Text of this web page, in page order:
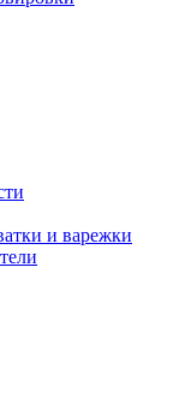
и варежки